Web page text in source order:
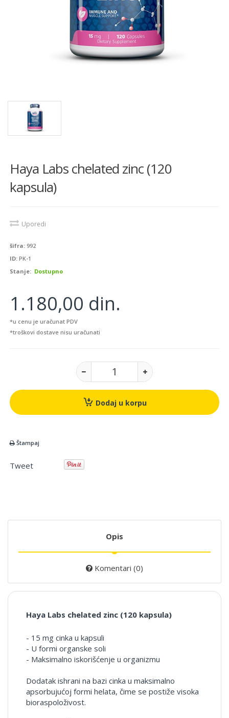
Haya Labs chelated zinc (120
kapsula)
Uporedi
šifra: 992
ID: PK-1
Stanje: Dostupno
1.180,00 din.
*u cenu je uračunat PDV
*troškovi dostave nisu uračunati
Dodaj u korpu
Štampaj
Tweet
Opis
Komentari (0)
Haya Labs chelated zinc (120 kapsula)
- 15 mg cinka u kapsuli
- U formi organske soli
- Maksimalno iskorišćenje u organizmu
Dodatak ishrani na bazi cinka u maksimalno
apsorbujućoj formi helata, čime se postiže visoka
bioraspoloživost.